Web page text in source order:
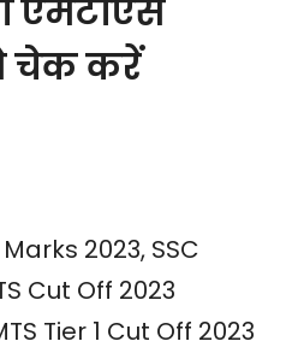
एमटीएस
चेक करें
2023, SSC
Cut Off 2023
Tier 1 Cut Off 2023